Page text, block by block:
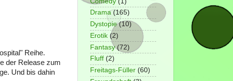
Reihe.
der Release zum
Und bis dahin
Drama (165)
Dystopie (10)
Erotik (2)
Fantasy (72)
Fluff (2)
Freitags-Füller (60)